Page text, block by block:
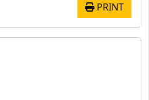
PRINT